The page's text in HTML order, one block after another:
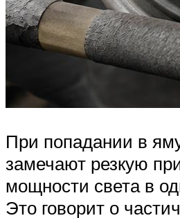
При попадании в
замечают резкую
мощности света в
Это говорит о